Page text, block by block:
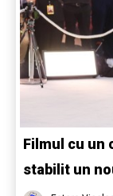
Filmul cu un
stabilit un